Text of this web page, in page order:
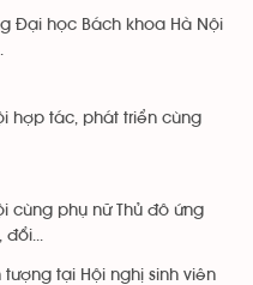
Đại học Bách khoa Hà Nội
hợp tác, phát triển cùng
cùng phụ nữ Thủ đô ứng
đổi...
tượng tại Hội nghị sinh viên